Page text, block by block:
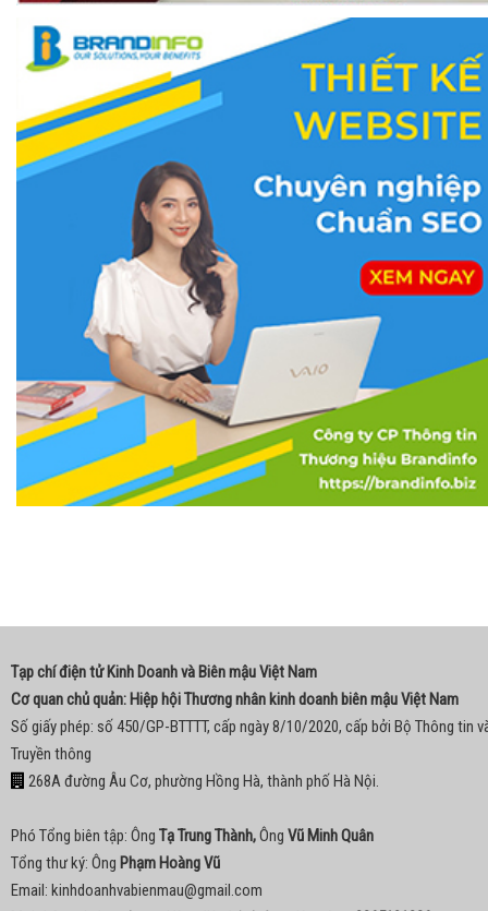
Tạp chí điện tử Kinh Doanh và Biên mậu Việt Nam
Cơ quan chủ quản: Hiệp hội Thương nhân kinh doanh biên mậu Việt Nam
Số giấy phép: số 450/GP-BTTTT, cấp ngày 8/10/2020, cấp bởi Bộ Thông tin
Truyền thông
268A đường Âu Cơ, phường Hồng Hà, thành phố Hà Nội.
Phó Tổng biên tập: Ông Tạ Trung Thành,Ông Vũ Minh Quân
Tổng thư ký: Ông Phạm Hoàng Vũ
Email: kinhdoanhvabienmau@gmail.com